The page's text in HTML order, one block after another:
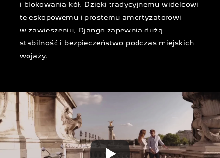
i blokowania kół. Dzięki tradycyjnemu widelcowi
teleskopowemu i prostemu amortyzatorowi
w zawieszeniu, Django zapewnia dużą
stabilność i bezpieczeństwo podczas miejskich
wojaży.